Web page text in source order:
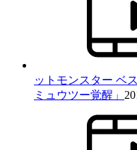
ットモンスター ベ
ミュウツー覚醒」